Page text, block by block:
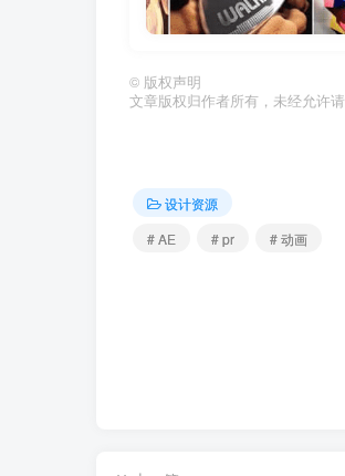
© 版权声明
文章版权归作者所有，未经允许
设计资源
# AE
# pr # 动画